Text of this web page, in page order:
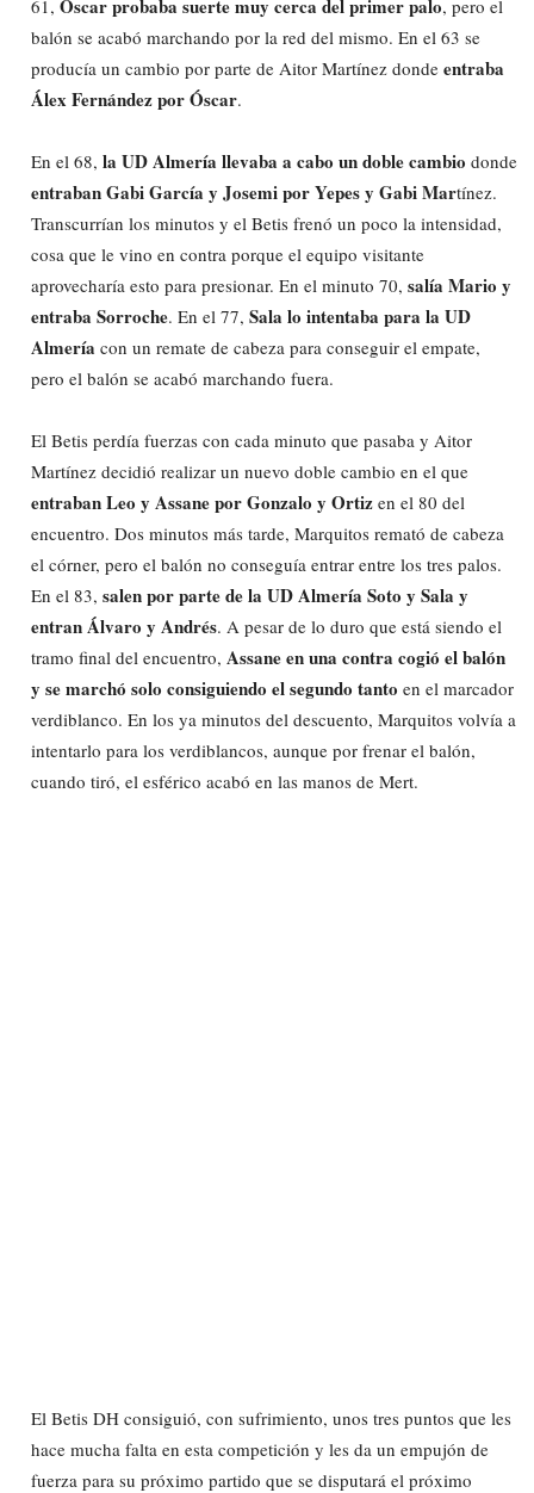
61, Óscar probaba suerte muy cerca del primer palo, pero el
balón se acabó marchando por la red del mismo. En el 63 se
producía un cambio por parte de Aitor Martínez donde entraba
Álex Fernández por Óscar.
En el 68, la UD Almería llevaba a cabo un doble cambio donde
entraban Gabi García y Josemi por Yepes y Gabi Martínez.
Transcurrían los minutos y el Betis frenó un poco la intensidad,
cosa que le vino en contra porque el equipo visitante
aprovecharía esto para presionar. En el minuto 70, salía Mario y
entraba Sorroche. En el 77, Sala lo intentaba para la UD
Almería con un remate de cabeza para conseguir el empate,
pero el balón se acabó marchando fuera.
El Betis perdía fuerzas con cada minuto que pasaba y Aitor
Martínez decidió realizar un nuevo doble cambio en el que
entraban Leo y Assane por Gonzalo y Ortiz en el 80 del
encuentro. Dos minutos más tarde, Marquitos remató de cabeza
el córner, pero el balón no conseguía entrar entre los tres palos.
En el 83, salen por parte de la UD Almería Soto y Sala y
entran Álvaro y Andrés. A pesar de lo duro que está siendo el
tramo final del encuentro, Assane en una contra cogió el balón
y se marchó solo consiguiendo el segundo tanto en el marcador
verdiblanco. En los ya minutos del descuento, Marquitos volvía a
intentarlo para los verdiblancos, aunque por frenar el balón,
cuando tiró, el esférico acabó en las manos de Mert.
El Betis DH consiguió, con sufrimiento, unos tres puntos que les
hace mucha falta en esta competición y les da un empujón de
fuerza para su próximo partido que se disputará el próximo